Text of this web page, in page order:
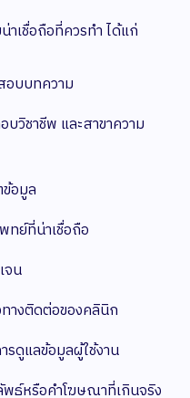
เชื่อถือที่ควรทำ ได้แก่
อบบทความ
วิชาชีพ และสาขาความ
อมูล
ทย์ที่น่าเชื่อถือ
จน
างติดต่อของคลินิก
รดูแลข้อมูลผู้ใช้งาน
ธ์หรือคำโฆษณาที่เกินจริง